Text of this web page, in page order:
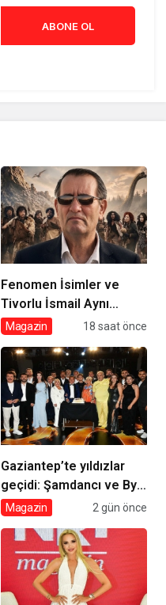
ABONE OL
Fenomen İsimler ve
Tivorlu İsmail Aynı
Filmde Buluştu! !Kozalak
Vizyonda
Magazin 18 saat önce
Gaziantep’te yıldızlar
geçidi: Şamdancı ve By
Mustafa açılışı ile Green
Magazin 2 gün önce